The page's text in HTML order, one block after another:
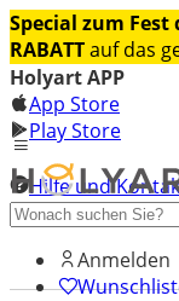
Special zum
RABATTauf das
Holyart APP
App Store
Play Store
Hilfe und
Entdecken Sie
Anmelden